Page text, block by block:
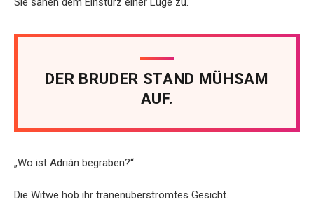
DER BRUDER STAND MÜHSAM
AUF.
„Wo ist Adrián begraben?“
Die Witwe hob ihr tränenüberströmtes Gesicht.